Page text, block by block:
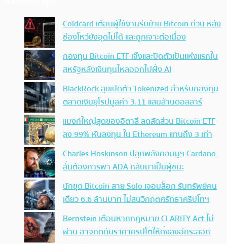
Coldcard เตือนผู้ใช้งานรีบย้าย Bitcoin ด่วน หลัง
ช่องโหว่ยังอุดไม่ได้ และถูกเจาะต่อเนื่อง
กองทุน Bitcoin ETF เจ๊งและปิดตัวเป็นแห่งแรกใน
สหรัฐหลังเงินทุนไหลออกไปฝั่ง AI
BlackRock ลุยเปิดตัว Tokenized สำหรับกองทุน
ตลาดเงินยุโรปมูลค่า 3.11 แสนล้านดอลลาร์
แบงก์ใหญ่สุดของอิตาลี ลดสัดส่วน Bitcoin ETF
ลง 99% หันลงทุน ใน Ethereum แทนถึง 3 เท่า
Charles Hoskinson ปลุกพลังคอมมูฯ Cardano
ลั่นต้องการพา ADA กลับมาเป็นผู้ชนะ
นักขุด Bitcoin สาย Solo เจอบล็อก รับทรัพย์คน
เดียว 6.6 ล้านบาท ไม่สนวิกฤตศรัทธาคริปโทฯ
Bernstein เตือนหากกฎหมาย CLARITY Act ไม่
ผ่าน อาจกดดันราคาคริปโตให้ดิ่งลงอีกระลอก